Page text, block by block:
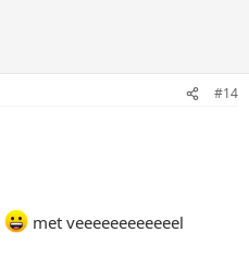
#14
met veeeeeeeeeeeel